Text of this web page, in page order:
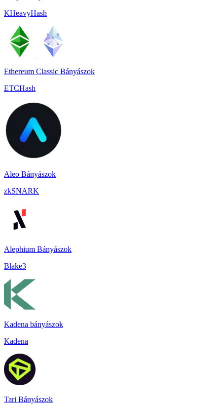
KHeavyHash
Ethereum Classic Bányászok
ETCHash
Aleo Bányászok
zkSNARK
Alephium Bányászok
Blake3
Kadena bányászok
Kadena
Tari Bányászok